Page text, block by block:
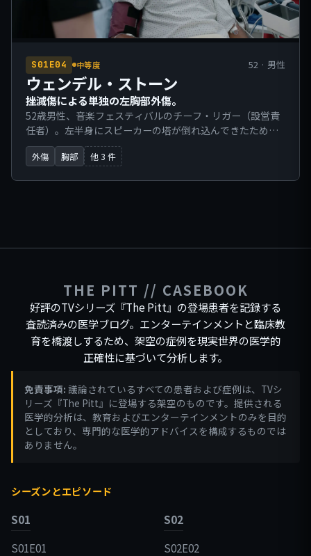
S01E04 中等度 52 · 男性
ウェンデル・ストーン
挫滅傷による単独の左胸部外傷。
52歳男性、音楽フェスティバルのチーフ・リガー（設営責
任者）。左半身にスピーカーの塔が倒れ込んできたため、
救急隊（EMS）により搬送された。EMSの報告によれば、
明らかな多発肋骨骨折を伴う単独の左胸部外傷である。現
外傷 胸部 他 3 件
THE PITT // CASEBOOK
好評のTVシリーズ『The Pitt』の登場患者を記録する
査読済みの医学ブログ。エンターテインメントと臨床教
育を橋渡しするため、架空の症例を現実世界の医学的
正確性に基づいて分析します。
免責事項: 議論されているすべての患者および症例は、TVシ
リーズ『The Pitt』に登場する架空のものです。提供される
医学的分析は、教育およびエンターテインメントのみを目的
としており、専門的な医学的アドバイスを構成するものでは
ありません。
シーズンとエピソード
S01
S01E01
S02
S02E02